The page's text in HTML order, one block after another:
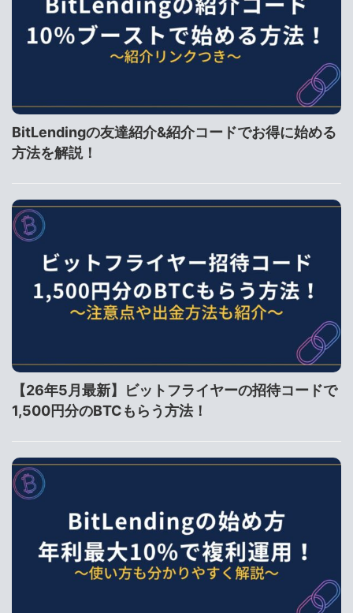
BitLendingの友達紹介&紹介コードでお得に始める
方法を解説！
【26年5月最新】ビットフライヤーの招待コードで
1,500円分のBTCもらう方法！